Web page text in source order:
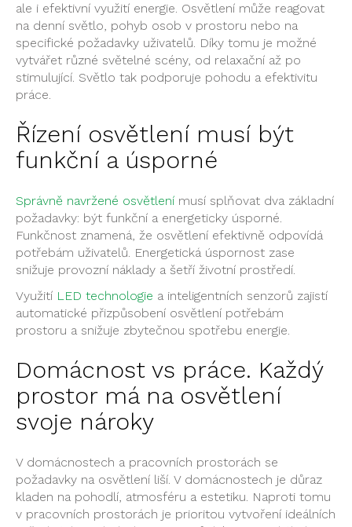
ale i efektivní využití energie. Osvětlení může reagovat
na denní světlo, pohyb osob v prostoru nebo na
specifické požadavky uživatelů. Díky tomu je možné
vytvářet různé světelné scény, od relaxační až po
stimulující. Světlo tak podporuje pohodu a efektivitu
práce.
Řízení osvětlení musí být
funkční a úsporné
Správně navržené osvětlení musí splňovat dva základní
požadavky: být funkční a energeticky úsporné.
Funkčnost znamená, že osvětlení efektivně odpovídá
potřebám uživatelů. Energetická úspornost zase
snižuje provozní náklady a šetří životní prostředí.
Využití LED technologie a inteligentních senzorů zajistí
automatické přizpůsobení osvětlení potřebám
prostoru a snižuje zbytečnou spotřebu energie.
Domácnost vs práce. Každý
prostor má na osvětlení
svoje nároky
V domácnostech a pracovních prostorách se
požadavky na osvětlení liší. V domácnostech je důraz
kladen na pohodlí, atmosféru a estetiku. Naproti tomu
v pracovních prostorách je prioritou vytvoření ideálních